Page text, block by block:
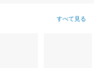
すべて見る